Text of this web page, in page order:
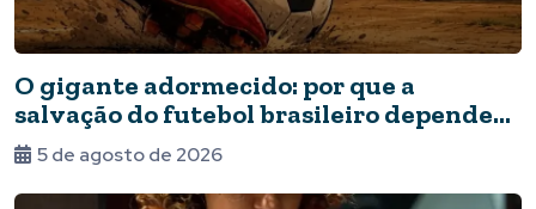
O gigante adormecido: por que a
salvação do futebol brasileiro depende
do Estado e da periferia
5 de agosto de 2026